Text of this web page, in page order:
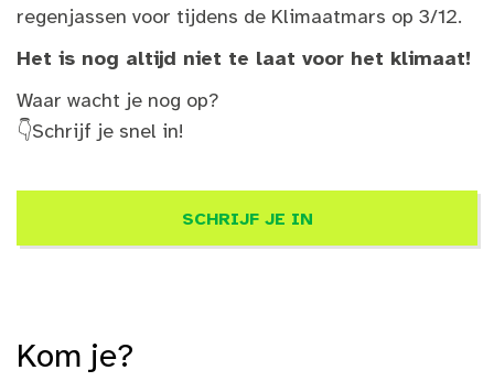
regenjassen voor tijdens de Klimaatmars op 3/12.
Het is nog altijd niet te laat voor het klimaat!
Waar wacht je nog op?
👇Schrijf je snel in!
SCHRIJF JE IN
Kom je?